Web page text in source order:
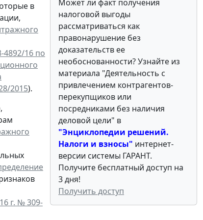
Может ли факт получения
налоговой выгоды
рассматриваться как
правонарушение без
доказательств ее
необоснованности? Узнайте из
материала "Деятельность с
привлечением контрагентов-
перекупщиков или
посредниками без наличия
деловой цели" в
"Энциклопедии решений.
Налоги и взносы" интернет-
версии системы ГАРАНТ.
Получите бесплатный доступ на
3 дня!
Получить доступ
в
4892/16 по
2015).
г. № 309-